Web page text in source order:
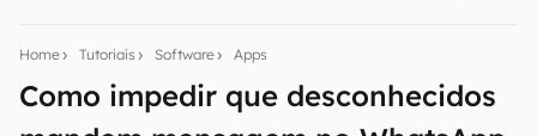
Home Tutoriais Software Apps
Como impedir que desconhecidos